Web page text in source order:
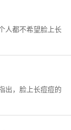
人都不希望脸上长
出，脸上长痘痘的